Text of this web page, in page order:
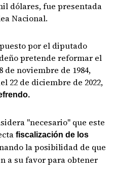
dólares, fue presentada
Nacional.
por el diputado
pretende reformar el
de noviembre de 1984,
22 de diciembre de 2022,
"necesario" que este
fiscalización de los
la posibilidad de que
a su favor para obtener